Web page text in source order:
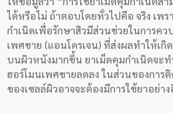
กับ
เรา
ได้หรือไม่ ถ้าตอบโดยทั่วไปคือ จริง เพร
กำเนิดเพื่อรักษาสิวมีส่วนช่วยในการคว
เพศชาย (แอนโดรเจน) ที่ส่งผลทำให้เ
บนผิวหนังมากขึ้น ยาเม็ดคุมกำเนิดจะ
ฮอร์โมนเพศชายลดลง ในส่วนของการ
ของเซลล์ผิวอาจจะต้องมีการใช้ยาอย่า